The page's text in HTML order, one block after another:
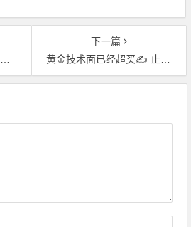
下一篇
黄金技术面已经超买✍ 止损（止盈）三大方法避免暴涨后迎来一波回调